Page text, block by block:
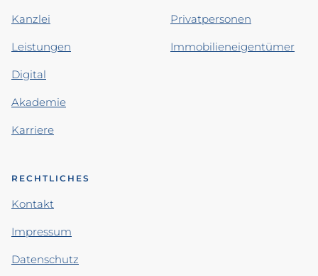
Kanzlei
Leistungen
Digital
Akademie
Karriere
Privatpersonen
Immobilieneigentümer
RECHTLICHES
Kontakt
Impressum
Datenschutz